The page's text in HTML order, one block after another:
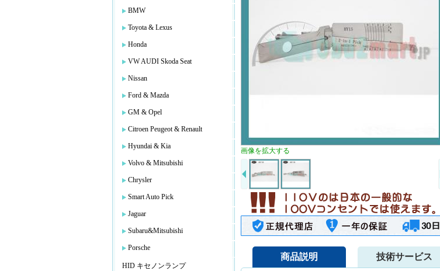
BMW
Toyota & Lexus
Honda
VW AUDI Skoda Seat
Nissan
Ford & Mazda
GM & Opel
Citroen Peugeot & Renault
Hyundai & Kia
Volvo & Mitsubishi
Chrysler
Smart Auto Pick
Jaguar
Subaru&Mitsubishi
Porsche
HID キセノンランプ
画像を拡大する
商品説明 技術サービス